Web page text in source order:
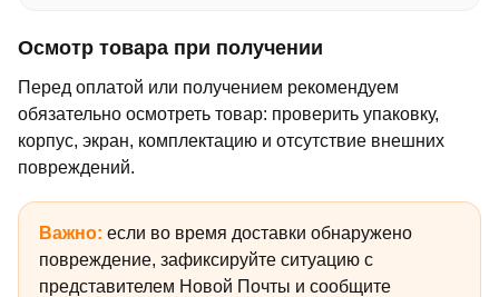
Осмотр товара при получении
Перед оплатой или получением рекомендуем
обязательно осмотреть товар: проверить упаковку,
корпус, экран, комплектацию и отсутствие внешних
повреждений.
Важно: если во время доставки обнаружено
повреждение, зафиксируйте ситуацию с
представителем Новой Почты и сообщите